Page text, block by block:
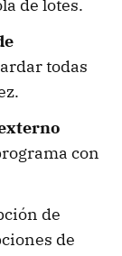
de lotes.
todas
con
de
de